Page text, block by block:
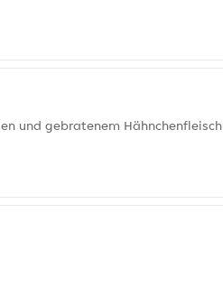
und gebratenem Hähnchenfleisch